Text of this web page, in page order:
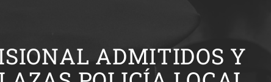
ADMITIDOS Y